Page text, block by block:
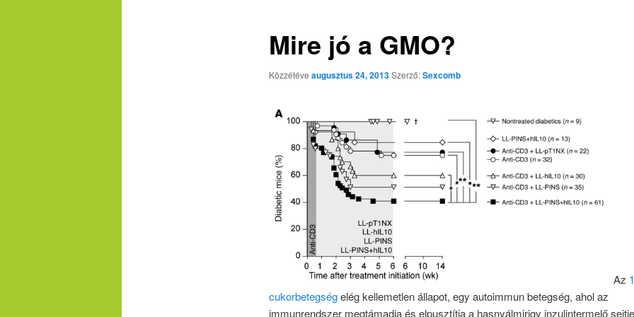
Mire jó a GMO?
Közzétéve augusztus 24, 2013Szerző:Sexcomb
Az
cukorbetegségelég kellemetlen állapot, egy autoimmun betegség, ahol az
immunrendszer megtámadja és elpusztítja a hasnyálmirigy inzulintermelő